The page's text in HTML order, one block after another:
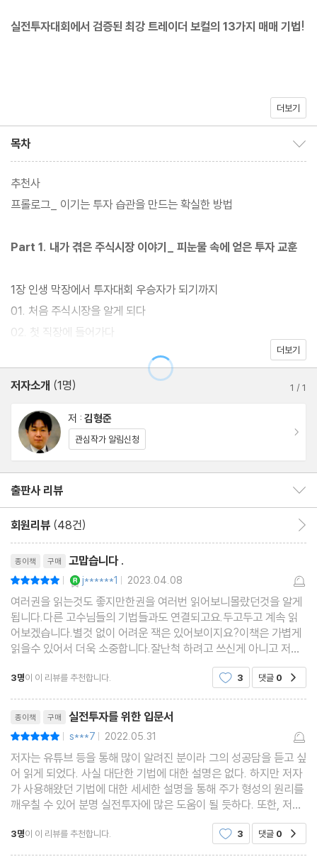
실전투자대회에서 검증된 최강 트레이더 보컬의 13가지 매매 기법!
코로나19로 인한 팬데믹 이후로 한국 증시는 가장 뜨거운 시기를 지
데, 진정한 트레이더는 오직 실력과 실적만으로 말할 수 있다. 약 10
만 명의 구독자를 보유한 [보컬경제TV]의 저자의 『실전투자의 비
밀』이 10년 만에 개정판으로 돌아왔다. 이 책이 절판되었던 시기에
자랑했다. 왜 여전히 그의 책이 인기를 얻고 있는 걸까? 장세에 흔들
관과 실전 수익률대회 우승에 실제 사용했던 매매 기법을 이 책에 자
세히 소개했다. 특히 개정판에서는 새롭게 정리한 13가지 매매 기법
을 볼 수 있다. 처음 시작하는 주린이뿐만 아니라 시장 경험이 있는
투자자들 역시 그동안 열망해왔던 투자의 해법을 이 책에서 발견하
게 될 것이다.
더보기
목차
추천사
프롤로그_ 이기는 투자 습관을 만드는 확실한 방법
Part 1. 내가 겪은 주식시장 이야기_ 피눈물 속에 얻은 투자 교훈
1장 인생 막장에서 투자대회 우승자가 되기까지
01. 처음 주식시장을 알게 되다
02. 첫 직장에 들어가다
03. 제시 리버모어와 같은 트레이더를 꿈꾸다
04. 생애 첫 상장폐지를 당하다
05. 내 인생 최고의 위기가 찾아오다
06. 회사를 그만두고 다시 전업투자자가 되다
07. 외로운 곳, 오이도에서
2장 투자 성공의 90%는 마음을 다스리는 것으로 시작한다
01. 감정에 지지 마라
02. 시장에서 흔들리지 않게 해주는 8가지 마인드 컨트롤
03. 나의 오늘을 만든 매매 원칙
* 저자의 이 생각 저 생각: 데이트레이더의 빛과 어둠
Part 2. 매매 전 갖춰야 할 핵심 분석 능력
1장 기술적 분석, 이것만 알면 된다
01. 매매에 필요한 것을 익혀라
02. 저항선과 지지선
03. 캔들 차트 활용 노하우
04. 거래량의 의미 제대로 읽는 법
더보기
저자소개 (1명) 1 /1
저 : 김형준
관심작가 알림신청
출판사 리뷰
회원리뷰 (48건)
종이책 구매 고맙습니다 .
| j******1 | 2023.04.08
여러권을 읽는것도 좋지만한권을 여러번 읽어보니몰랐던것을 알게
됩니다.다른 고수님들의 기법들과도 연결되고요.두고두고 계속 읽
어보겠습니다.별것 없이 어려운 잭은 있어보이지요?이책은 가볍게
읽을수 있어서 더욱 소중합니다.잘난척 하려고 쓰신게 아니고 저를
돕기 위해 쓰신것을 알게 됩니다.계좌를 살찌우고 감사의 인사를 올
리겠습니
3명이 이 리뷰를 추천합니다. 3 댓글 0
종이책 구매 실전투자를 위한 입문서
| s***7 | 2022.05.31
저자는 유튜브 등을 통해 많이 알려진 분이라 그의 성공담을 듣고 싶
어 읽게 되었다. 사실 대단한 기법에 대한 설명은 없다. 하지만 저자
가 사용해왔던 기법에 대한 세세한 설명을 통해 주가 형성의 원리를
깨우칠 수 있어 분명 실전투자에 많은 도움이 될 듯하다. 또한, 저자
가 성공에 이르기까지 살아온 주식투자의 고난과 역경은 처음 주식
투자에 입문한 사람들에게도 심법을 다스리는
3명이 이 리뷰를 추천합니다. 3 댓글 0